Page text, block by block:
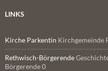
LINKS
Kirche Parkentin Kirchgemeinde
Rethwisch-Börgerende
Börgerende 0